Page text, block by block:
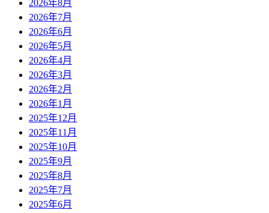
2026年8月
2026年7月
2026年6月
2026年5月
2026年4月
2026年3月
2026年2月
2026年1月
2025年12月
2025年11月
2025年10月
2025年9月
2025年8月
2025年7月
2025年6月